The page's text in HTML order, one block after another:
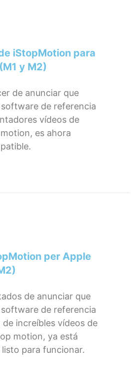
iStopMotion para
y M2)
de anunciar que
de referencia
vídeos de
es ahora
per Apple
de anunciar que
de referencia
increíbles vídeos de
motion, ya está
para funcionar.